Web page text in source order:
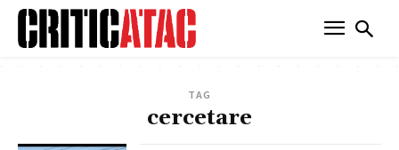
TAG
cercetare